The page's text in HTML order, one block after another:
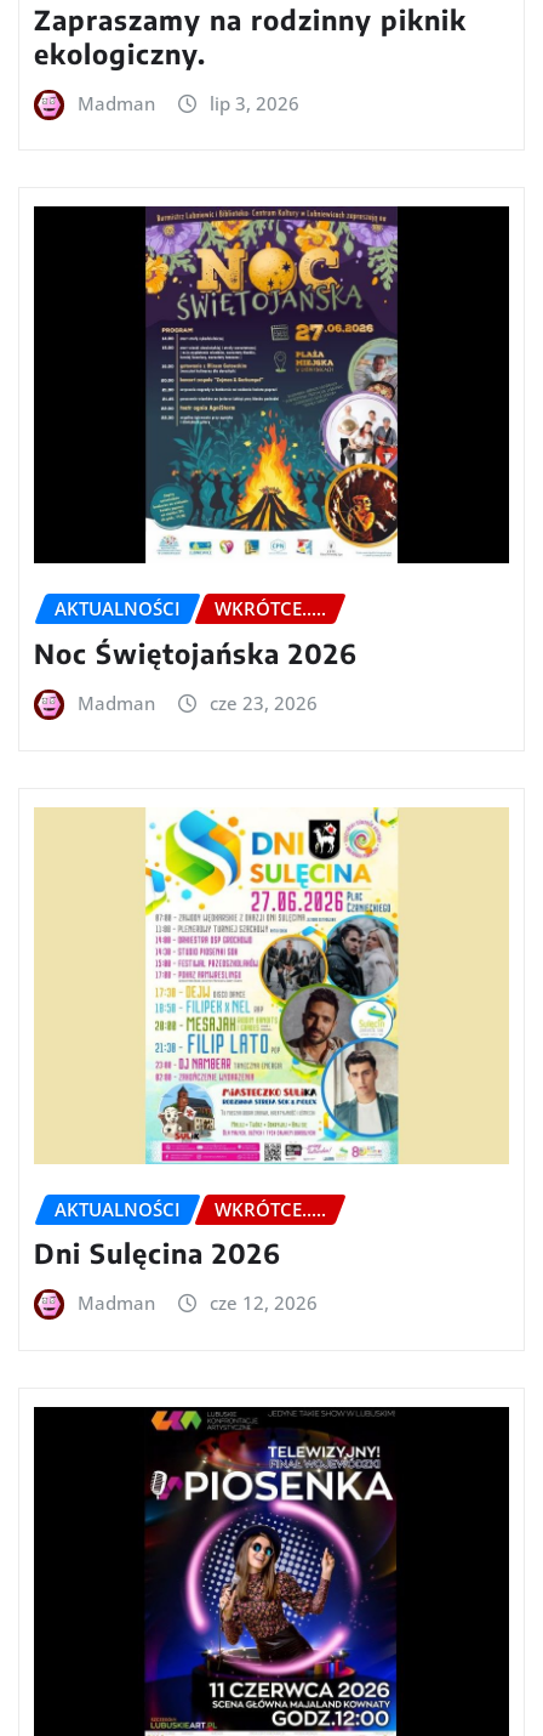
Zapraszamy na rodzinny piknik
ekologiczny.
Madman lip 3, 2026
AKTUALNOŚCI WKRÓTCE.....
Noc Świętojańska 2026
Madman cze 23, 2026
AKTUALNOŚCI WKRÓTCE.....
Dni Sulęcina 2026
Madman cze 12, 2026